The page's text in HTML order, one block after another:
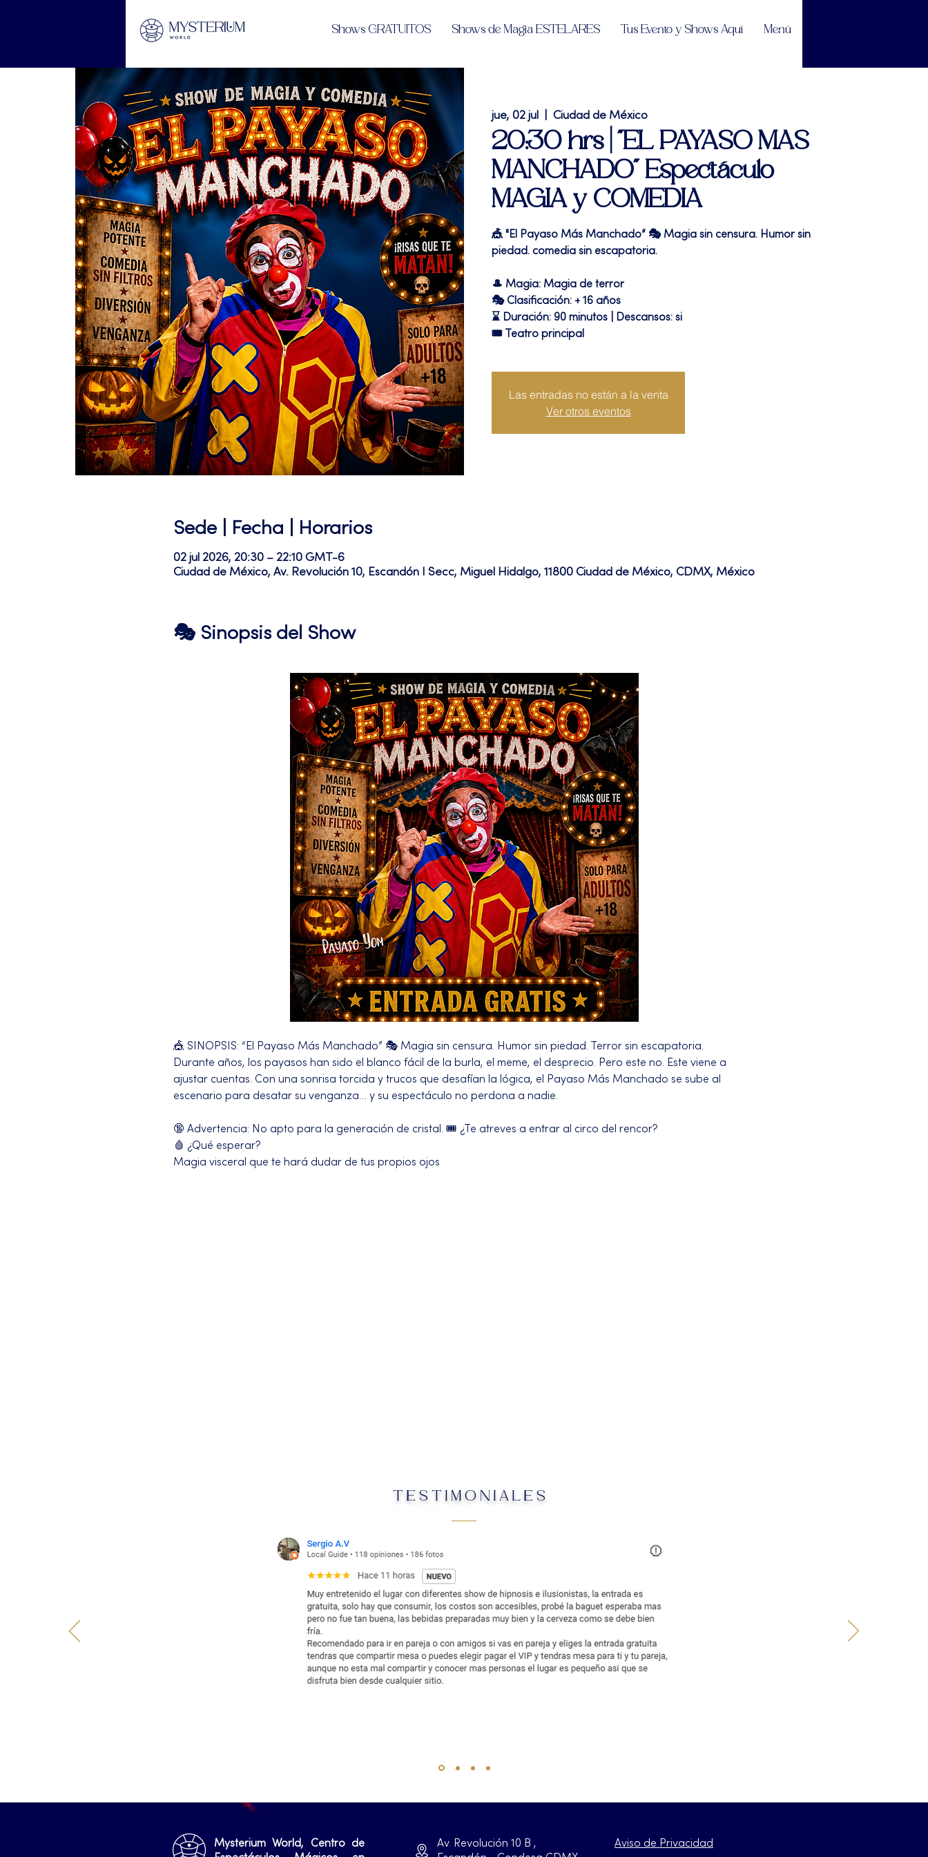
Shows GRATUITOS Shows de Magia ESTELARES Tus Evento y Shows Aquí Menú
jue, 02 jul Ciudad de México
20:30 hrs | "EL PAYASO MAS
MANCHADO" Espectáculo
MAGIA y COMEDIA
🎪 "El Payaso Más Manchado” 🎭 Magia sin censura. Humor sin
piedad. comedia sin escapatoria.
🎩 Magia: Magia de terror
🎭 Clasificación: + 16 años
⌛ Duración: 90 minutos | Descansos: si
🎟 Teatro principal
Las entradas no están a la venta
Ver otros eventos
Sede | Fecha | Horarios
02 jul 2026, 20:30 – 22:10 GMT-6
Ciudad de México, Av. Revolución 10, Escandón I Secc, Miguel Hidalgo, 11800 Ciudad de México, CDMX, México
🎭 Sinopsis del Show
🎪 SINOPSIS: “El Payaso Más Manchado” 🎭 Magia sin censura. Humor sin piedad. Terror sin escapatoria.
Durante años, los payasos han sido el blanco fácil de la burla, el meme, el desprecio. Pero este no. Este viene a
ajustar cuentas. Con una sonrisa torcida y trucos que desafían la lógica, el Payaso Más Manchado se sube al
escenario para desatar su venganza… y su espectáculo no perdona a nadie.
🔞 Advertencia: No apto para la generación de cristal. 🎟️ ¿Te atreves a entrar al circo del rencor?
🩸 ¿Qué esperar?
Magia visceral que te hará dudar de tus propios ojos
TESTIMONIALES
Mysterium World, Centro de
Av. Revolución 10 B ,
Aviso de Privacidad